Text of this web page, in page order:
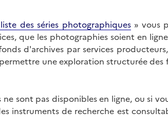
des séries photographiques» vous
que les photographies soient en
d'archives par services
une exploration structurée des
ne sont pas disponibles en ligne, ou si
instruments de recherche est